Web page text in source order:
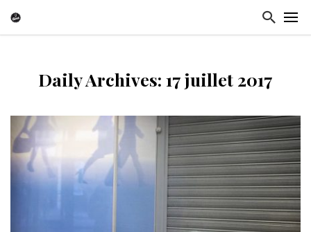
Daily Archives: 17 juillet 2017